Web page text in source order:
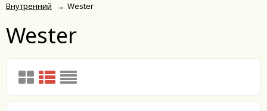
Внутренний
→ Wester
Wester